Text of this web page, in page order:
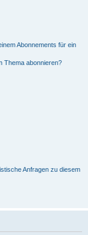
Abonnements für ein
Thema abonnieren?
Anfragen zu diesem